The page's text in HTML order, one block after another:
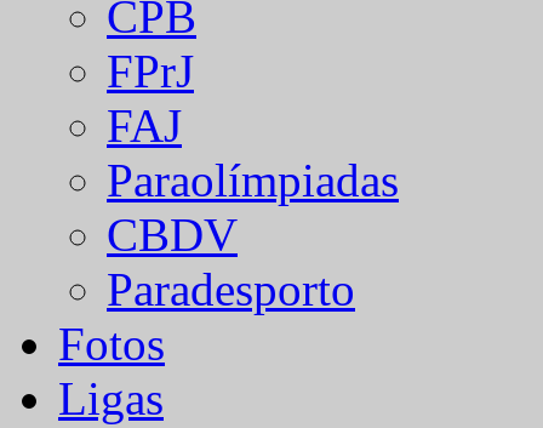
CPB
FPrJ
FAJ
Paraolímpiadas
CBDV
Paradesporto
Fotos
Ligas